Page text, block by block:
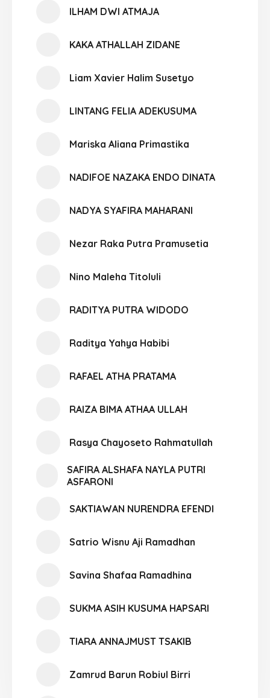
ILHAM DWI ATMAJA
KAKA ATHALLAH ZIDANE
Liam Xavier Halim Susetyo
LINTANG FELIA ADEKUSUMA
Mariska Aliana Primastika
NADIFOE NAZAKA ENDO DINATA
NADYA SYAFIRA MAHARANI
Nezar Raka Putra Pramusetia
Nino Maleha Titoluli
RADITYA PUTRA WIDODO
Raditya Yahya Habibi
RAFAEL ATHA PRATAMA
RAIZA BIMA ATHAA ULLAH
Rasya Chayoseto Rahmatullah
SAFIRA ALSHAFA NAYLA PUTRI
ASFARONI
SAKTIAWAN NURENDRA EFENDI
Satrio Wisnu Aji Ramadhan
Savina Shafaa Ramadhina
SUKMA ASIH KUSUMA HAPSARI
TIARA ANNAJMUST TSAKIB
Zamrud Barun Robiul Birri